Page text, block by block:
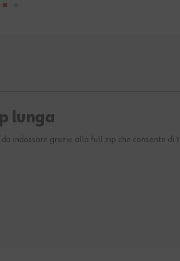
lunga
indossare grazie alla full zip che consente